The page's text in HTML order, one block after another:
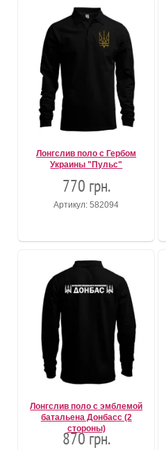
Лонгслив поло с Гербом
Украины "Пульс"
770 грн.
Артикул: 582094
Лонгслив поло с эмблемой
батальена Донбасс (2
стороны)
870 грн.